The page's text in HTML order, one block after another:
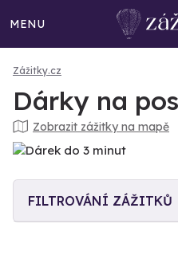
MENU
Zážitky.cz
Dárky na
Zobrazit zážitky na mapě
FILTROVÁNÍ ZÁŽITKŮ